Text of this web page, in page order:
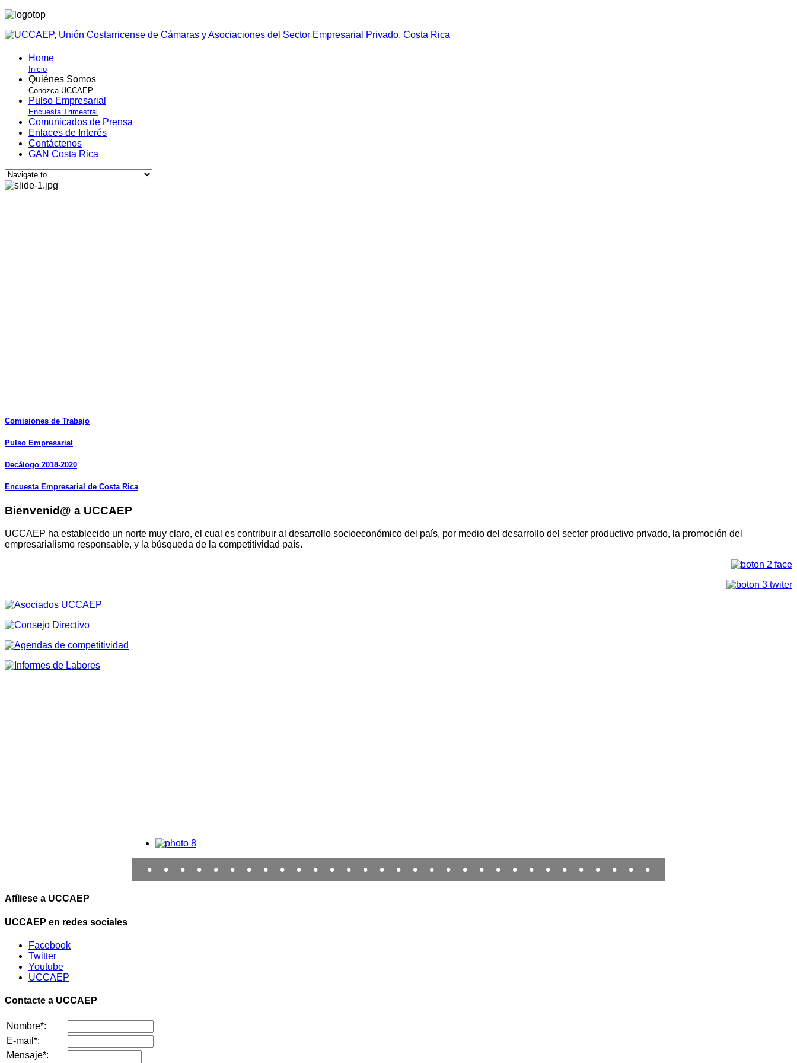
Home
Inicio
Quiénes Somos
Conozca UCCAEP
Pulso Empresarial
Encuesta Trimestral
Comunicados de Prensa
Enlaces de Interés
Contáctenos
GAN Costa Rica
Comisiones de Trabajo
Pulso Empresarial
Decálogo 2018-2020
Encuesta Empresarial de Costa Rica
Bienvenid@ a UCCAEP
UCCAEP ha establecido un norte muy claro, el cual es contribuir al desarrollo socioeconómico del país, por medio del desarrollo del sector productivo privado, la promoción del
empresarialismo responsable, y la búsqueda de la competitividad país.
• • • • • • • • • • • • • • • • • • • • • • • • • • • • • • •
Afíliese a UCCAEP
UCCAEP en redes sociales
Facebook
Twitter
Youtube
UCCAEP
Contacte a UCCAEP
Nombre*:
E-mail*:
Mensaje*: